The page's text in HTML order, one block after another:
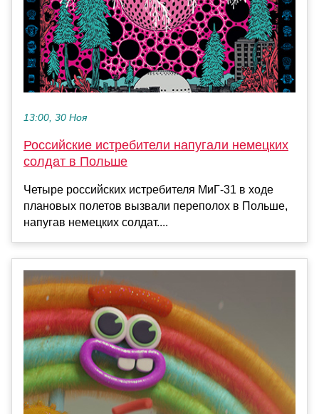
13:00, 30 Ноя
Российские истребители напугали немецких
солдат в Польше
Четыре российских истребителя МиГ-31 в ходе
плановых полетов вызвали переполох в Польше,
напугав немецких солдат....